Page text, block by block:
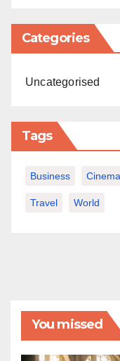
Categories
Uncategorised
Tags
Business Cinema
Travel World
You missed